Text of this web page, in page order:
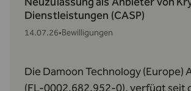
Dienstleistungen (CASP)
14.07.26•Bewilligungen
Die Damoon Technology (Europe)
(FL-0002.682.952-0), verfügt seit